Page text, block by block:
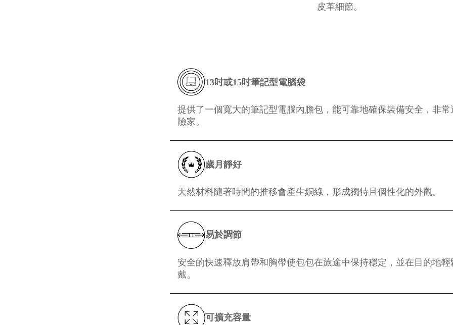
皮革細節。
13吋或15吋筆記型電腦袋
提供了一個寬大的筆記型電腦內膽包，能可靠地確保裝備安全，非
險家。
歲月靜好
天然材料隨著時間的推移會產生銅綠，形成獨特且個性化的外觀。
易於調節
安全的快速釋放肩帶和胸帶使包包在旅途中保持穩定，並在目的地
戴。
可擴充容量